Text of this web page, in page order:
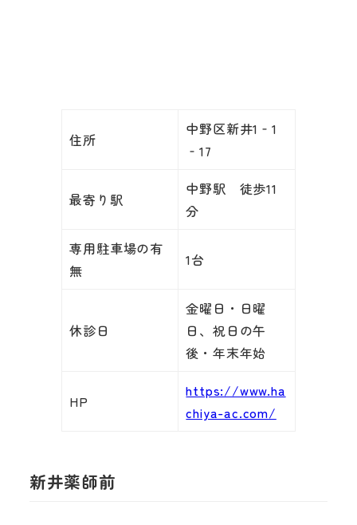
住所
中野区新井1‐1
‐17
最寄り駅
中野駅 徒歩11
分
専用駐車場の有
無
1台
休診日
金曜日・日曜
日、祝日の午
後・年末年始
HP
https://www.ha
chiya-ac.com/
新井薬師前